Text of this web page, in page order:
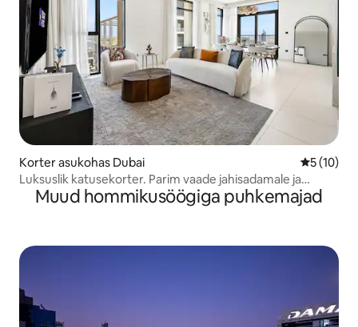
Korter asukohas Dubai Keskmine
5 (10)
Luksuslik katusekorter. Parim vaade jahisadamale ja
palmipuudele
Muud hommikusöögiga puhkemajad